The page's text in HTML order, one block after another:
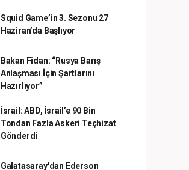
Squid Game’in 3. Sezonu 27
Haziran’da Başlıyor
Bakan Fidan: “Rusya Barış
Anlaşması İçin Şartlarını
Hazırlıyor”
İsrail: ABD, İsrail’e 90 Bin
Tondan Fazla Askeri Teçhizat
Gönderdi
Galatasaray'dan Ederson